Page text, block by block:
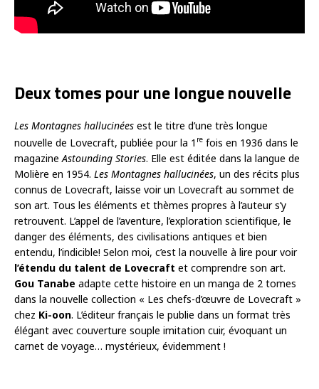
Deux tomes pour une longue nouvelle
Les Montagnes hallucinées est le titre d’une très longue
nouvelle de Lovecraft, publiée pour la 1 re fois en 1936 dans le
magazine Astounding Stories. Elle est éditée dans la langue de
Molière en 1954. Les Montagnes hallucinées, un des récits plus
connus de Lovecraft, laisse voir un Lovecraft au sommet de
son art. Tous les éléments et thèmes propres à l’auteur s’y
retrouvent. L’appel de l’aventure, l’exploration scientifique, le
danger des éléments, des civilisations antiques et bien
entendu, l’indicible! Selon moi, c’est la nouvelle à lire pour voir
l’étendu du talent de Lovecraft et comprendre son art.
Gou Tanabe adapte cette histoire en un manga de 2 tomes
dans la nouvelle collection « Les chefs-d’œuvre de Lovecraft »
chez Ki-oon. L’éditeur français le publie dans un format très
élégant avec couverture souple imitation cuir, évoquant un
carnet de voyage… mystérieux, évidemment !